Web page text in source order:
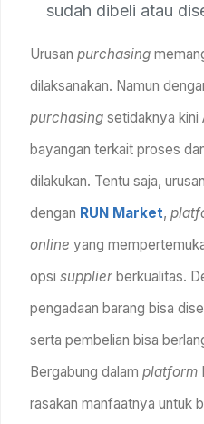
sudah dibeli atau
Urusan purchasing
dilaksanakan. Namun
purchasing setidaknya kini
bayangan terkait proses
dilakukan. Tentu saja,
dengan RUN Market,
online yang
opsi supplier berkualitas.
pengadaan barang bisa
serta pembelian bisa
Bergabung dalam platform
rasakan manfaatnya untuk